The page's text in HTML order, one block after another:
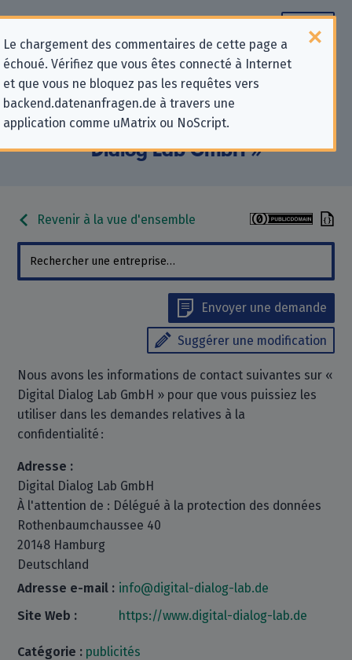
Le chargement des commentaires de cette page a
échoué. Vérifiez que vous êtes connecté à Internet
et que vous ne bloquez pas les requêtes vers
backend.datenanfragen.de à travers une
application comme uMatrix ou NoScript.
Informations de contact pour les
demandes relatives à la protection
de la vie privée pour « Digital
Dialog Lab GmbH »
Revenir à la vue d'ensemble
Envoyer une demande
Suggérer une modification
Nous avons les informations de contact suivantes sur «
Digital Dialog Lab GmbH » pour que vous puissiez les
utiliser dans les demandes relatives à la
confidentialité :
Adresse :
Digital Dialog Lab GmbH
À l'attention de : Délégué à la protection des données
Rothenbaumchaussee 40
20148 Hamburg
Deutschland
Adresse e-mail : info@digital-dialog-lab.de
Site Web :
https://www.digital-dialog-lab.de
Catégorie : publicités